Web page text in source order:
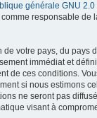
générale GNU 2.0
responsable de
votre pays, du pays
immédiat et
de ces conditions.
si nous estimons
ne seront pas
visant à